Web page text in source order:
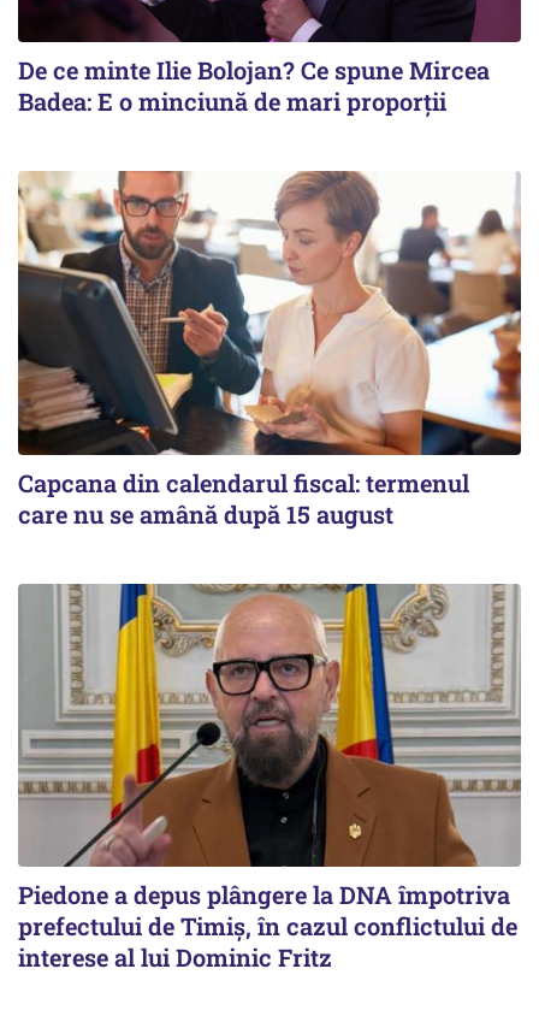
De ce minte Ilie Bolojan? Ce spune Mircea
Badea: E o minciună de mari proporții
Capcana din calendarul fiscal: termenul
care nu se amână după 15 august
Piedone a depus plângere la DNA împotriva
prefectului de Timiș, în cazul conflictului de
interese al lui Dominic Fritz